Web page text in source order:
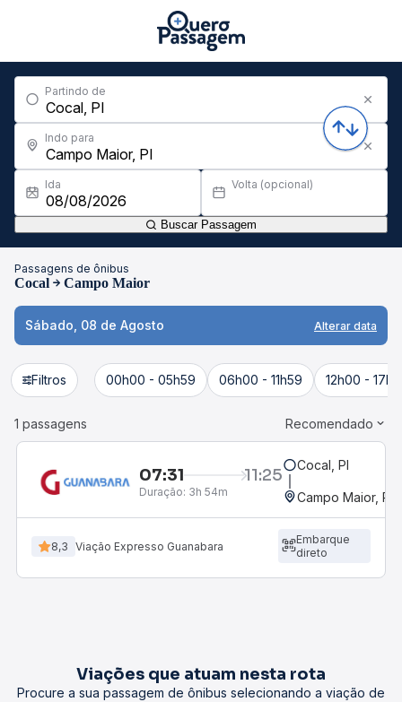
Partindo de
Indo para
Ida Volta (opcional)
Buscar Passagem
Passagens de ônibus
Cocal Campo Maior
Sábado, 08 de Agosto Alterar data
Filtros 00h00 - 05h59 06h00 - 11h59 12h00 -
1 passagens Recomendado
07:31 11:25
Duração: 3h 54m
Cocal, PI
Campo Maior, PI
8,3 Viação Expresso Guanabara
Embarque
direto
Viações que atuam nesta rota
Procure a sua passagem de ônibus selecionando a viação de